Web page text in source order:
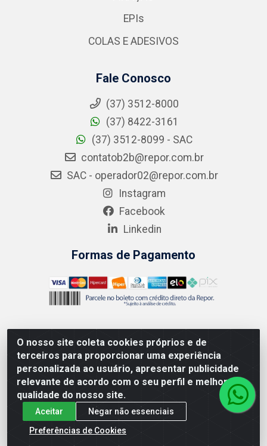
O nosso site coleta cookies próprios e de
terceiros para proporcionar uma experiência
personalizada ao usuário, apresentar publicidade
relevante de acordo com o seu perfil e melhorar a
qualidade do nosso site.
Aceitar
Negar não essenciais
Preferências de Cookies
EPIs
COLAS E ADESIVOS
Fale Conosco
(37) 3512-8000
(37) 8422-3161
(37) 3512-8099 - SAC
contatob2b@repor.com.br
SAC - operador02@repor.com.br
Instagram
Facebook
Linkedin
Formas de Pagamento
AMEV IMPORTADORA E DISTRIBUIDORA LTDA - Rodovia
MG-050 km 136 S/N - Cacôco de Cima, Divinópolis/MG -
CEP 35.500-970 – CNPJ 41.747.346/0001-35